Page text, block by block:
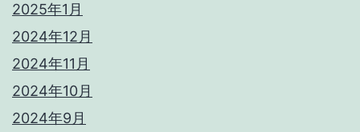
2025年1月
2024年12月
2024年11月
2024年10月
2024年9月